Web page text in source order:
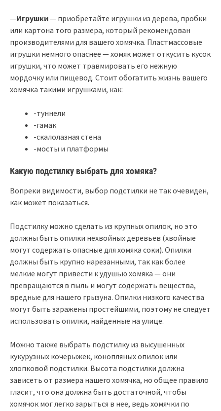
—Игрушки— приобретайте игрушки из дерева, пробки
или картона того размера, который рекомендован
производителями для вашего хомячка. Пластмассовые
игрушки немного опаснее — хомяк может откусить кусок
игрушки, что может травмировать его нежную
мордочку или пищевод. Стоит обогатить жизнь вашего
хомячка такими игрушками, как:
-туннели
-гамак
-скалолазная стена
-мосты и платформы
Какую подстилку выбрать для хомяка?
Вопреки видимости, выбор подстилки не так очевиден,
как может показаться.
Подстилку можно сделать из крупных опилок, но это
должны быть опилки нехвойных деревьев (хвойные
могут содержать опасные для хомяка соки). Опилки
должны быть крупно нарезанными, так как более
мелкие могут привести к удушью хомяка — они
превращаются в пыль и могут содержать вещества,
вредные для нашего грызуна. Опилки низкого качества
могут быть заражены простейшими, поэтому не следует
использовать опилки, найденные на улице.
Можно также выбрать подстилку из высушенных
кукурузных кочерыжек, конопляных опилок или
хлопковой подстилки. Высота подстилки должна
зависеть от размера нашего хомячка, но общее правило
гласит, что она должна быть достаточной, чтобы
хомячок мог легко зарыться в нее, ведь хомячки по